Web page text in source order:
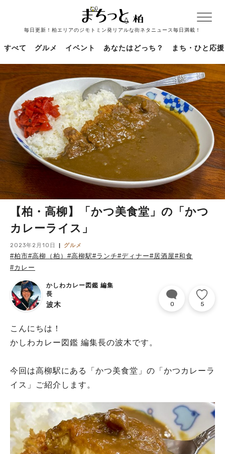
毎日更新！柏エリアのジモトミン発リアルな街ネタニュース毎日満載！
すべて グルメ イベント あなたはどっち？ まち・ひと応援
【柏・高柳】「かつ美食堂」の「かつ
カレーライス」
2023年2月10日 グルメ
#柏市#高柳（柏） #高柳駅#ランチ#ディナー#居酒屋#和食
#カレー
かしわカレー図鑑 編集
長
波木 0 5
こんにちは！
かしわカレー図鑑 編集長の波木です。
今回は高柳駅にある「かつ美食堂」の「かつカレーラ
イス」ご紹介します。